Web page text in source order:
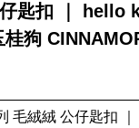
匙扣 ｜ hello
狗
毛絨絨 公仔匙扣